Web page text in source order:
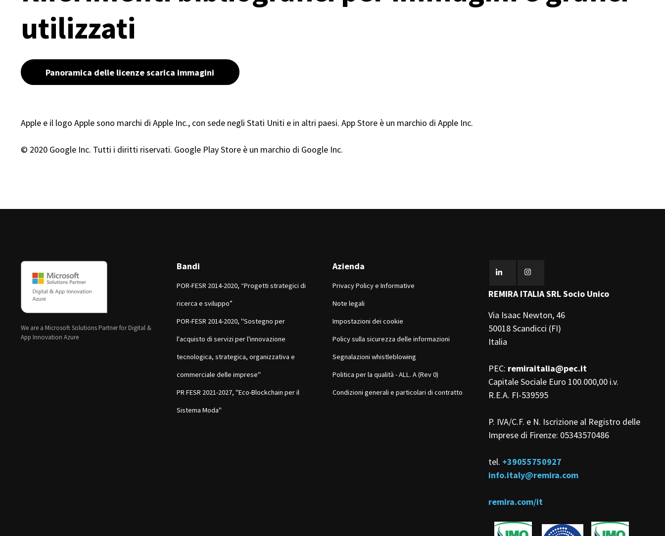
utilizzati
Panoramica delle licenze scarica immagini
Apple e il logo Apple sono marchi di Apple Inc., con sede negli Stati Uniti e in altri paesi. App Store è un marchio di Apple Inc.
© 2020 Google Inc. Tutti i diritti riservati. Google Play Store è un marchio di Google Inc.
We are a Microsoft Solutions Partner for Digital &
App Innovation Azure
Bandi
POR-FESR 2014-2020, “Progetti strategici di
ricerca e sviluppo”
POR-FESR 2014-2020, "Sostegno per
l'acquisto di servizi per l'innovazione
tecnologica, strategica, organizzativa e
commerciale delle imprese"
PR FESR 2021-2027, "Eco-Blockchain per il
Sistema Moda"
Azienda
Privacy Policy e Informative
Note legali
Impostazioni dei cookie
Policy sulla sicurezza delle informazioni
Segnalazioni whistleblowing
Politica per la qualità - ALL. A (Rev 0)
Condizioni generali e particolari di contratto
REMIRA ITALIA SRL Socio Unico
Via Isaac Newton, 46
50018 Scandicci (FI)
Italia
PEC: remiraitalia@pec.it
Capitale Sociale Euro 100.000,00 i.v.
R.E.A. FI-539595
P. IVA/C.F. e N. Iscrizione al Registro delle
Imprese di Firenze: 05343570486
tel. +39055750927
info.italy@remira.com
remira.com/it